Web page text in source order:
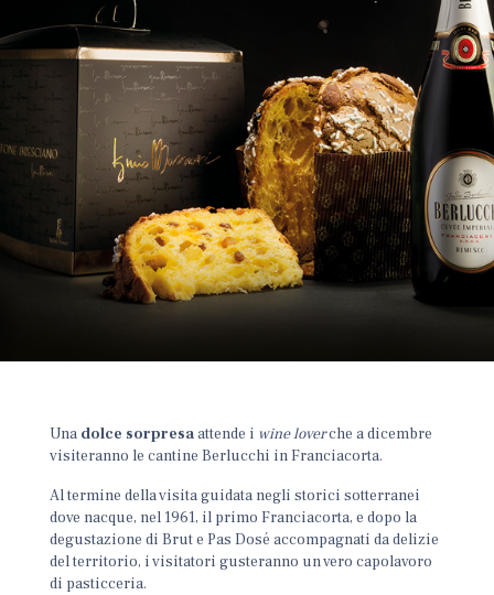
Una dolce sorpresaattende i wine loverche a dicembre
visiteranno le cantine Berlucchi in Franciacorta.
Al termine della visita guidata negli storici sotterranei
dove nacque, nel 1961, il primo Franciacorta, e dopo la
degustazione di Brut e Pas Dosé accompagnati da delizie
del territorio, i visitatori gusteranno un vero capolavoro
di pasticceria.